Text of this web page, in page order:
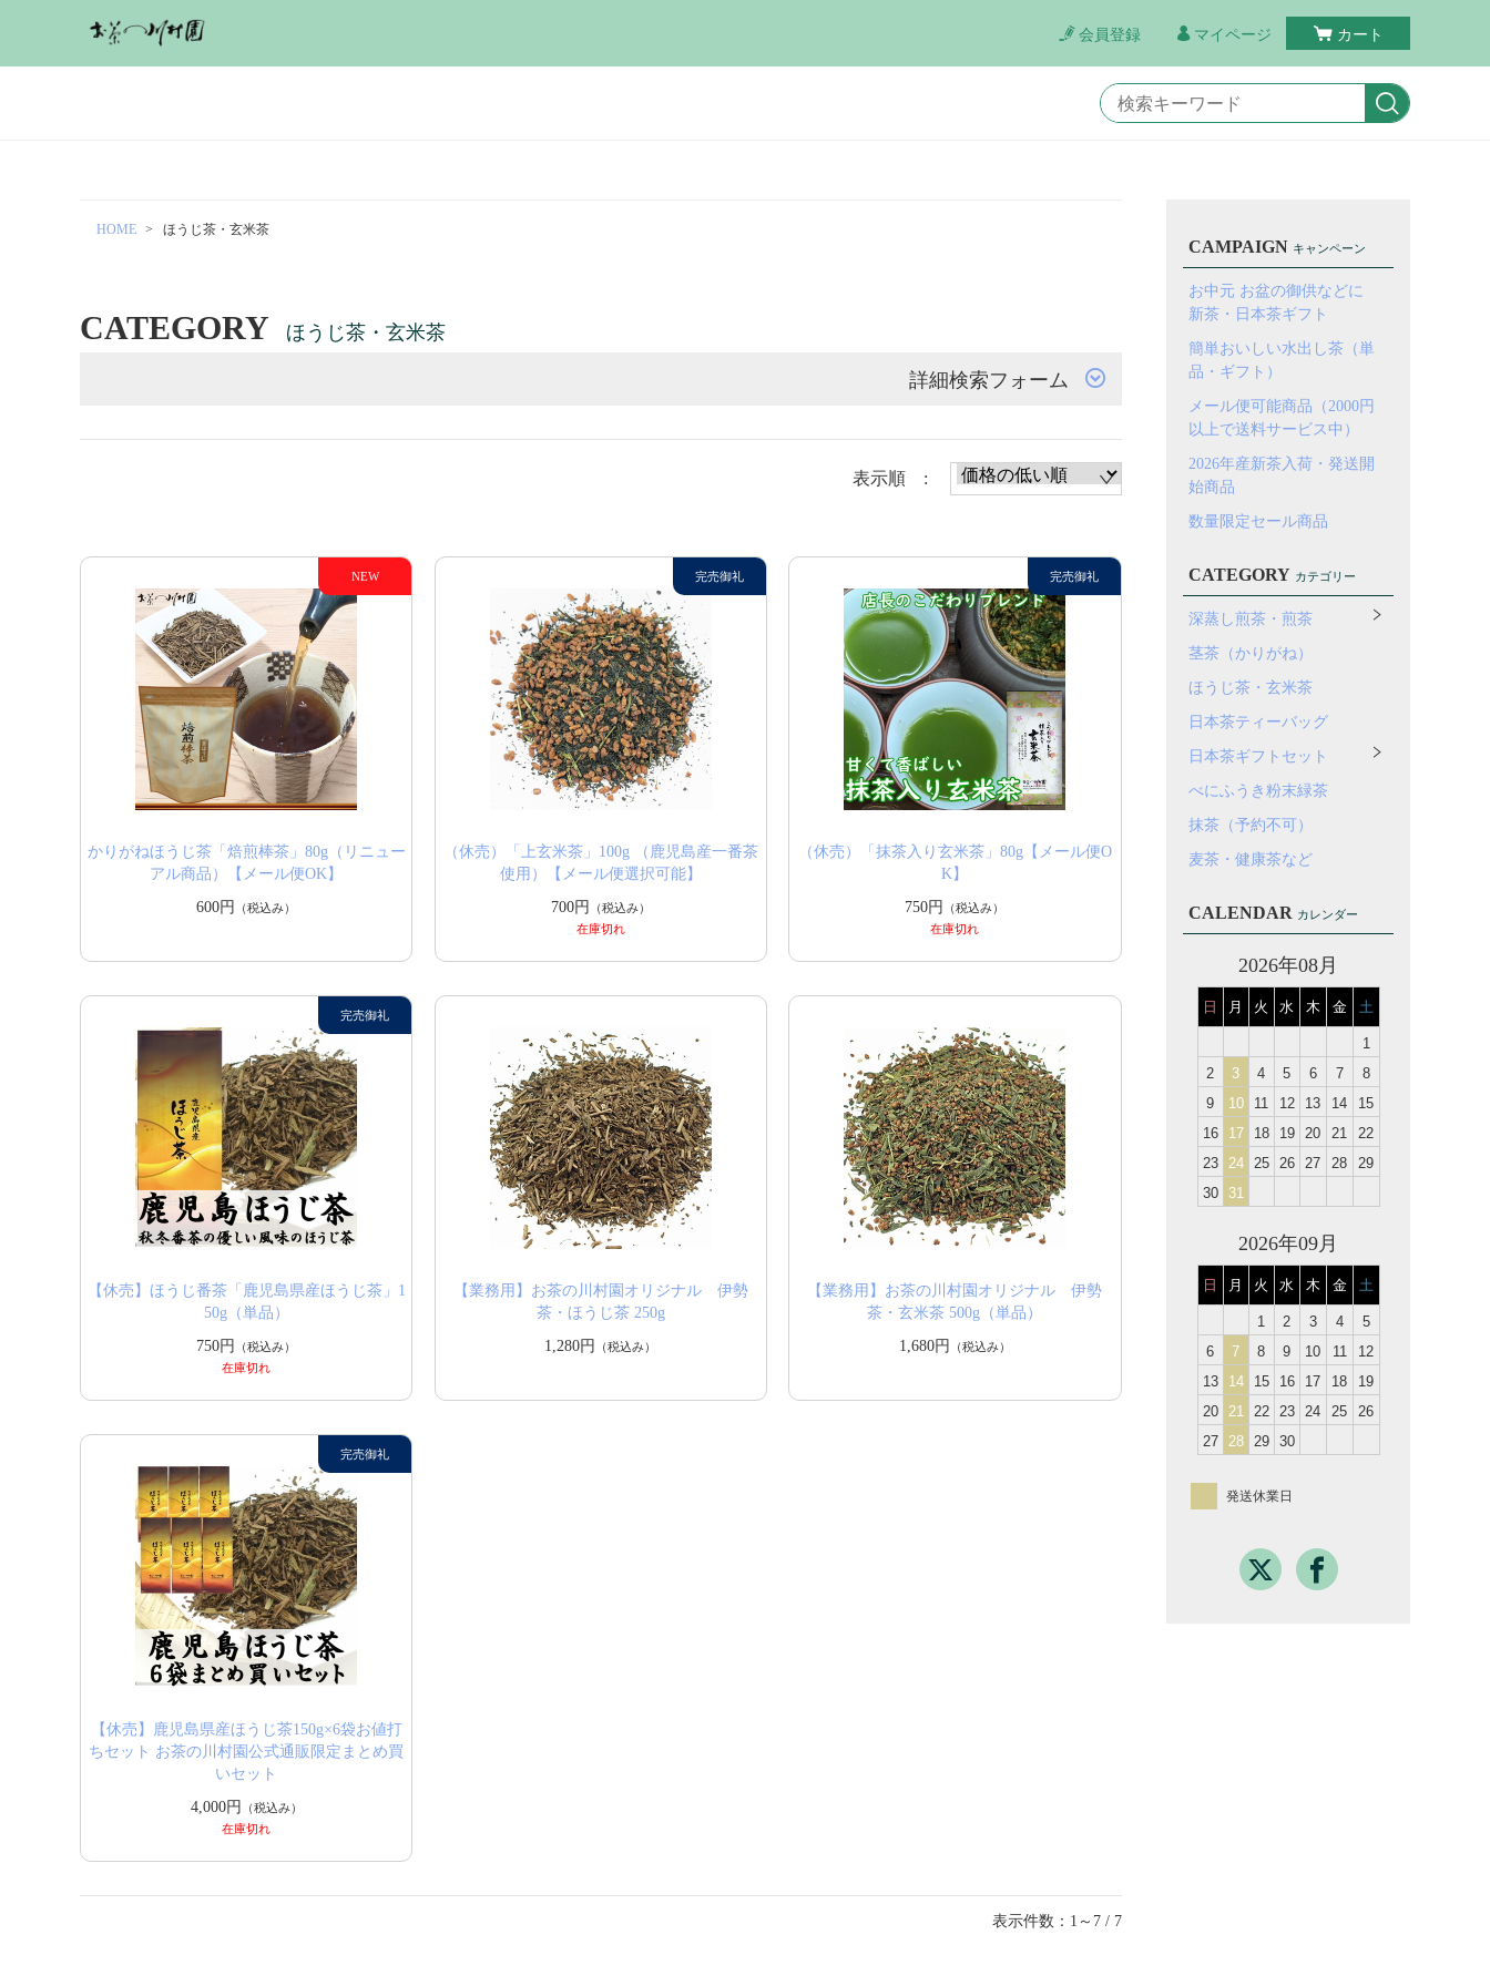
会員登録 マイページ カート
HOME ほうじ茶・玄米茶
CATEGORY ほうじ茶・玄米茶
詳細検索フォーム
表示順 :
かりがねほうじ茶「焙煎棒茶」80g（リニュー
アル商品）【メール便OK】
600円
（税込み）
（休売）「上玄米茶」100g （鹿児島産一番茶
使用）【メール便選択可能】
700円
（税込み）
在庫切れ
（休売）「抹茶入り玄米茶」80g【メール便O
K】
750円
（税込み）
在庫切れ
【休売】ほうじ番茶「鹿児島県産ほうじ茶」1
50g（単品）
750円
（税込み）
在庫切れ
【業務用】お茶の川村園オリジナル 伊勢
茶・ほうじ茶 250g
1,280円
（税込み）
【業務用】お茶の川村園オリジナル 伊勢
茶・玄米茶 500g（単品）
1,680円
（税込み）
【休売】鹿児島県産ほうじ茶150g×6袋お値打
ちセット お茶の川村園公式通販限定まとめ買
いセット
4,000円
（税込み）
在庫切れ
表示件数：1～7 / 7
CAMPAIGN キャンペーン
お中元 お盆の御供などに
新茶・日本茶ギフト
簡単おいしい水出し茶（単
品・ギフト）
メール便可能商品（2000円
以上で送料サービス中）
2026年産新茶入荷・発送開
始商品
数量限定セール商品
CATEGORY カテゴリー
深蒸し煎茶・煎茶
茎茶（かりがね）
ほうじ茶・玄米茶
日本茶ティーバッグ
日本茶ギフトセット
べにふうき粉末緑茶
抹茶（予約不可）
麦茶・健康茶など
CALENDAR カレンダー
2026年08月
日 月 火 水 木 金 土
1
2
3 4 5 6 7
8
9
10 11 12 13 14
15
16
17 18 19 20 21
22
23
24 25 26 27 28
29
30
31
2026年09月
日 月 火 水 木 金 土
1 2 3 4
5
6
7 8 9 10 11
12
13
14 15 16 17 18
19
20
21 22 23 24 25
26
27
28 29 30
発送休業日